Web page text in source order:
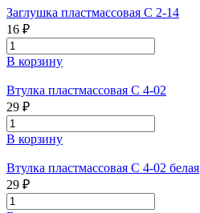
Заглушка пластмассовая С 2-14
16 ₽
В корзину
Втулка пластмассовая С 4-02
29 ₽
В корзину
Втулка пластмассовая С 4-02 белая
29 ₽